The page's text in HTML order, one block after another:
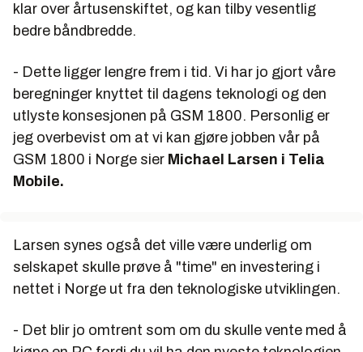
klar over årtusenskiftet, og kan tilby vesentlig
bedre båndbredde.
- Dette ligger lengre frem i tid. Vi har jo gjort våre
beregninger knyttet til dagens teknologi og den
utlyste konsesjonen på GSM 1800. Personlig er
jeg overbevist om at vi kan gjøre jobben vår på
GSM 1800 i Norge sier Michael Larsen i Telia
Mobile.
Larsen synes også det ville være underlig om
selskapet skulle prøve å "time" en investering i
nettet i Norge ut fra den teknologiske utviklingen.
- Det blir jo omtrent som om du skulle vente med å